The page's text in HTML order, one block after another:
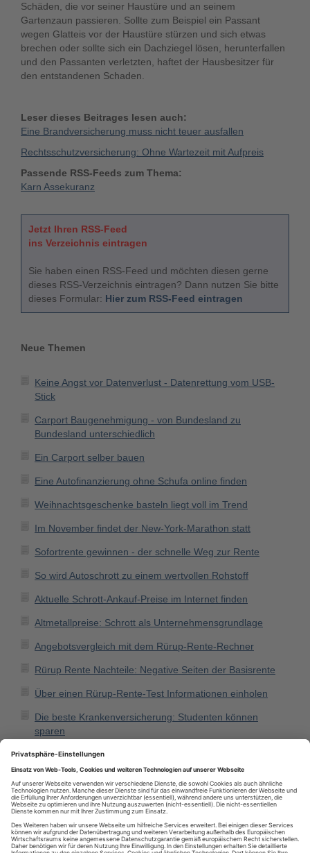
Schäden, die vor seiner Haustüre und an seinem
Gartenzaun passieren. Sollte zum Beispiel ein Passant
wegen Glatteis vor der Haustüre stürzen und sich etwas
brechen oder sollte sich ein Dachziegel lösen, herunterfallen
und den Passanten verletzten, haftet der Hausbesitzer für
den entstandenen Schaden.
Leser dieses Beitrages lesen auch:
Eine Brandversicherung muss nicht teuer ausfallen
Rechtsschutzversicherung: Ohne Wartezeit mit Aufpreis
Passende RSS-Feeds zum Thema:
Karn Assekuranz
Jetzt Ihren RSS-Feed
ins Verzeichnis eintragen
Sie haben einen RSS-Feed und möchten diesen gerne
dieses RSS-Verzeichnis eintragen? Dann nutzen Sie bitte
dieses Formular: Hier zum RSS-Feed eintragen
Neue Themen
Keine Angst vor Datenverlust - Datenrettung vom USB-
Stick
Carport Baugenehmigung - von Bundesland zu
Bundesland unterschiedlich
Ein Carport selber bauen
Eine Autofinanzierung ohne Schufa online finden
Weihnachtsgeschenke basteln liegt voll im Trend
Im November findet der New-York-Marathon statt
Sofortrente gewinnen - der schnelle Weg zur Rente
So wird Autoschrott zu einem wertvollen Rohstoff
Aktuelle Schrott-Ankauf-Preise im Internet finden
Altmetallpreise: Schrott als Unternehmensgrundlage
Angebotsvergleich mit dem Rürup-Rente-Rechner
Rürup Rente Nachteile: Negative Seiten der Basisrente
Über einen Rürup-Rente-Test Informationen einholen
Die beste Krankenversicherung: Studenten können
sparen
Eine Hollywoodschaukel lädt zum Träumen und Relaxen
ein
Top-Feed des Monats
Karn Assekuranz